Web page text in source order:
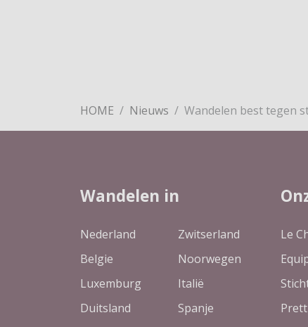
HOME Nieuws Wandelen best tegen
Wandelen in
Nederland
Belgie
Luxemburg
Duitsland
Zwitserland
Noorwegen
Italië
Spanje
Le